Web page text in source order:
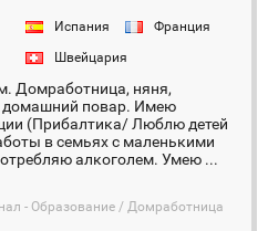
Испания
Франция
Швейцария
Домработница, няня,
домашний повар. Имею
(Прибалтика/ Люблю детей
в семьях с маленькими
алкоголем. Умею ...
- Образование / Домработница